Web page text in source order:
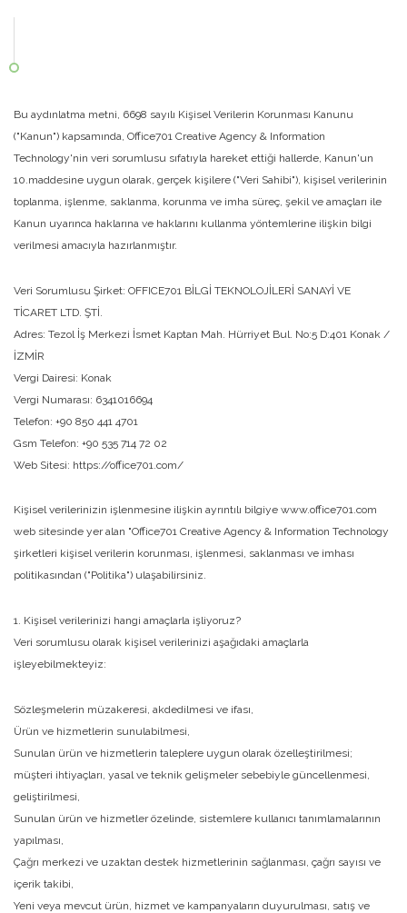
Bu aydınlatma metni, 6698 sayılı Kişisel Verilerin Korunması Kanunu
("Kanun") kapsamında, Office701 Creative Agency & Information
Technology'nin veri sorumlusu sıfatıyla hareket ettiği hallerde, Kanun'un
10.maddesine uygun olarak, gerçek kişilere ("Veri Sahibi"), kişisel verilerinin
toplanma, işlenme, saklanma, korunma ve imha süreç, şekil ve amaçları ile
Kanun uyarınca haklarına ve haklarını kullanma yöntemlerine ilişkin bilgi
verilmesi amacıyla hazırlanmıştır.
Veri Sorumlusu Şirket: OFFICE701 BİLGİ TEKNOLOJİLERİ SANAYİ VE
TİCARET LTD. ŞTİ.
Adres: Tezol İş Merkezi İsmet Kaptan Mah. Hürriyet Bul. No:5 D:401 Konak /
İZMİR
Vergi Dairesi: Konak
Vergi Numarası: 6341016694
Telefon: +90 850 441 4701
Gsm Telefon: +90 535 714 72 02
Web Sitesi: https://office701.com/
Kişisel verilerinizin işlenmesine ilişkin ayrıntılı bilgiye www.office701.com
web sitesinde yer alan "Office701 Creative Agency & Information Technology
şirketleri kişisel verilerin korunması, işlenmesi, saklanması ve imhası
politikasından ("Politika") ulaşabilirsiniz.
1. Kişisel verilerinizi hangi amaçlarla işliyoruz?
Veri sorumlusu olarak kişisel verilerinizi aşağıdaki amaçlarla
işleyebilmekteyiz:
Sözleşmelerin müzakeresi, akdedilmesi ve ifası,
Ürün ve hizmetlerin sunulabilmesi,
Sunulan ürün ve hizmetlerin taleplere uygun olarak özelleştirilmesi;
müşteri ihtiyaçları, yasal ve teknik gelişmeler sebebiyle güncellenmesi,
geliştirilmesi,
Sunulan ürün ve hizmetler özelinde, sistemlere kullanıcı tanımlamalarının
yapılması,
Çağrı merkezi ve uzaktan destek hizmetlerinin sağlanması, çağrı sayısı ve
içerik takibi,
Yeni veya mevcut ürün, hizmet ve kampanyaların duyurulması, satış ve